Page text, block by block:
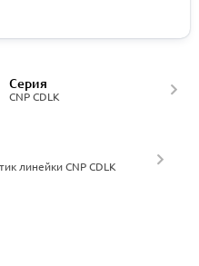
CNP CDLK
Серия
линейки CNP CDLK